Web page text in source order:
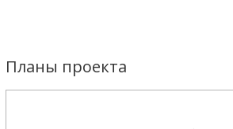
Планы проекта